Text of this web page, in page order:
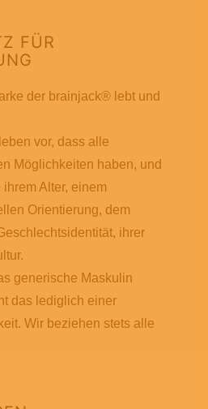
FÜR
der brainjack® lebt und
vor, dass alle
Möglichkeiten haben, und
Alter, einem
Orientierung, dem
ihrer
generische Maskulin
das lediglich einer
Wir beziehen stets alle